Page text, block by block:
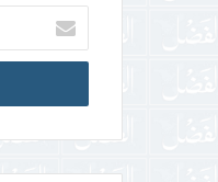
اپنا
ای
میل
ڈی